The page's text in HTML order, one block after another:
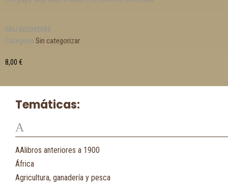
Temáticas:
A
AAlibros anteriores a 1900
África
Agricultura, ganadería y pesca
SKU 603092080
Categoría Sin categorizar
8,00 €